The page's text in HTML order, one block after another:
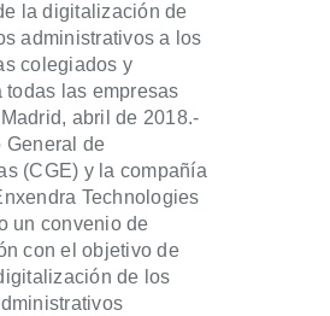
la digitalización de
administrativos a los
colegiados y
todas las empresas
abril de 2018.-
General de
(CGE) y la compañía
Technologies
un convenio de
con el objetivo de
de los